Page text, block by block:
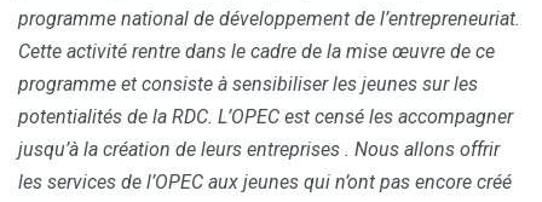
programme national de développement de l’entrepreneuriat.
Cette activité rentre dans le cadre de la mise œuvre de ce
programme et consiste à sensibiliser les jeunes sur les
potentialités de la RDC. L’OPEC est censé les accompagner
jusqu’à la création de leurs entreprises . Nous allons offrir
les services de l’OPEC aux jeunes qui n’ont pas encore créé